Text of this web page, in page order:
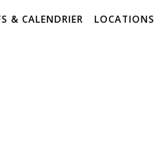
& CALENDRIER LOCATIONS